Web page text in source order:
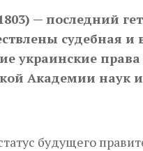
— последний
судебная
украинские
Академии наук
будущего